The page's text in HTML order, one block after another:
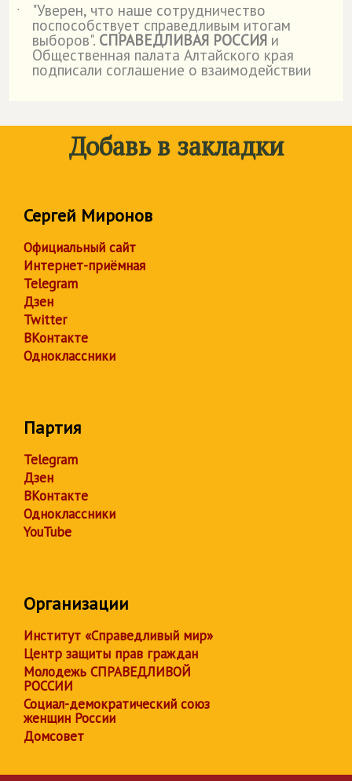
˙
"Уверен, что наше сотрудничество
поспособствует справедливым итогам
выборов". СПРАВЕДЛИВАЯ РОССИЯ и
Общественная палата Алтайского края
подписали соглашение о взаимодействии
Добавь в закладки
Сергей Миронов
Официальный сайт
Интернет-приёмная
Telegram
Дзен
Twitter
ВКонтакте
Одноклассники
Партия
Telegram
Дзен
ВКонтакте
Одноклассники
YouTube
Организации
Институт «Справедливый мир»
Центр защиты прав граждан
Молодежь СПРАВЕДЛИВОЙ
РОССИИ
Социал-демократический союз
женщин России
Домсовет